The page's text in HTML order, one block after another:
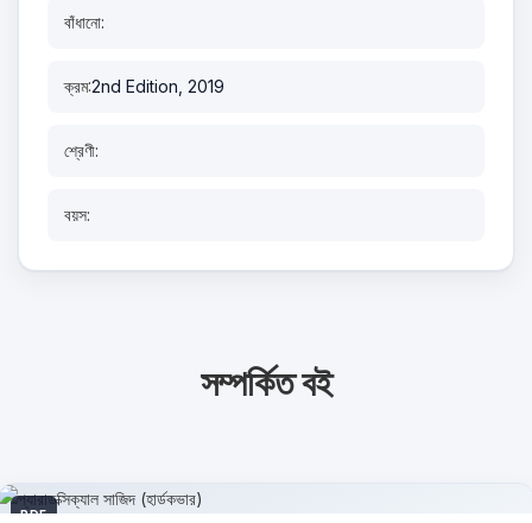
বাঁধানো:
ক্রম:2nd Edition, 2019
শ্রেণী:
বয়স:
সম্পর্কিত বই
PDF